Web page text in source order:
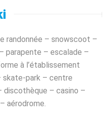
randonnée – snowscoot –
parapente – escalade –
à l’établissement
skate-park – centre
discothèque – casino –
aérodrome.